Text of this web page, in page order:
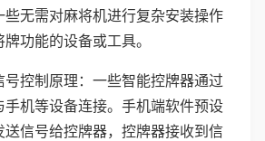
无需对麻将机进行复杂安装操作
功能的设备或工具。
号控制原理：一些智能控牌器通过
手机等设备连接。手机端软件预设
信号给控牌器，控牌器接收到信